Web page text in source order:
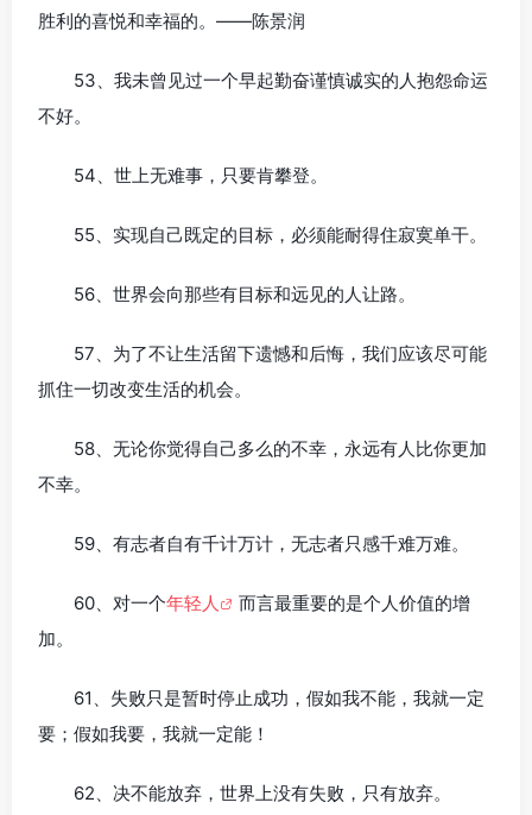
胜利的喜悦和幸福的。——陈景润
53、我未曾见过一个早起勤奋谨慎诚实的人抱怨命运
不好。
54、世上无难事，只要肯攀登。
55、实现自己既定的目标，必须能耐得住寂寞单干。
56、世界会向那些有目标和远见的人让路。
57、为了不让生活留下遗憾和后悔，我们应该尽可能
抓住一切改变生活的机会。
58、无论你觉得自己多么的不幸，永远有人比你更加
不幸。
59、有志者自有千计万计，无志者只感千难万难。
60、对一个年轻人
而言最重要的是个人价值的增
加。
61、失败只是暂时停止成功，假如我不能，我就一定
要；假如我要，我就一定能！
62、决不能放弃，世界上没有失败，只有放弃。